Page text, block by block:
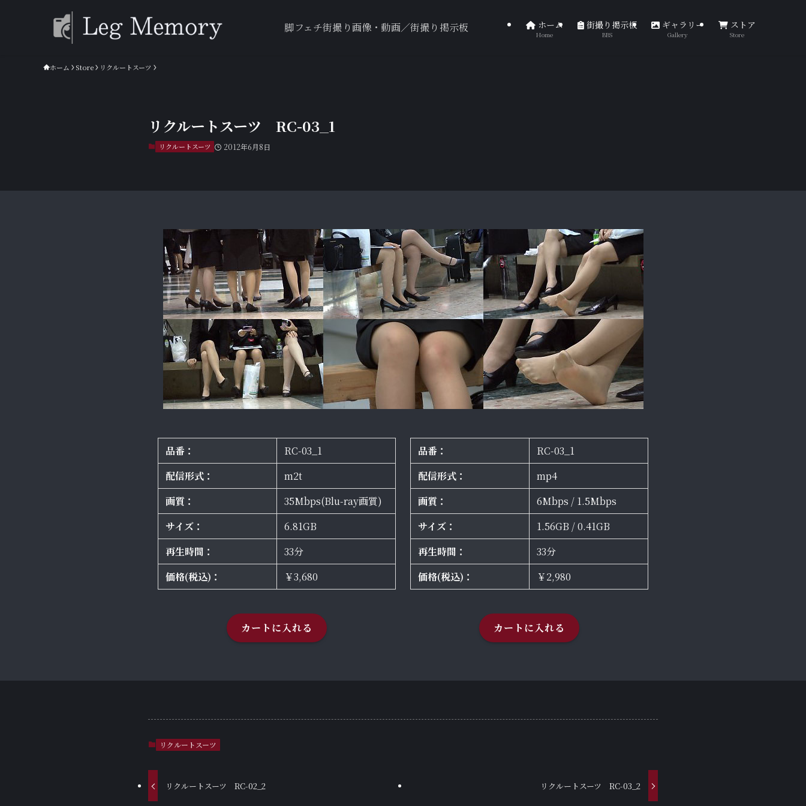
脚フェチ街撮り画像・動画／街撮り掲示板 ホーム
Home
街撮り掲示板
BBS
ギャラリー
Gallery
ストア
Store
ホーム Store リクルートスーツ
リクルートスーツ RC-03_1
リクルートスーツ 2012年6月8日
品番：
RC-03_1
配信形式：
m2t
画質：
35Mbps(Blu-ray画質)
サイズ：
6.81GB
再生時間：
33分
価格(税込)：
￥3,680
カートに入れる
品番：
RC-03_1
配信形式：
mp4
画質：
6Mbps / 1.5Mbps
サイズ：
1.56GB / 0.41GB
再生時間：
33分
価格(税込)：
￥2,980
カートに入れる
リクルートスーツ
リクルートスーツ RC-02_2 リクルートスーツ RC-03_2